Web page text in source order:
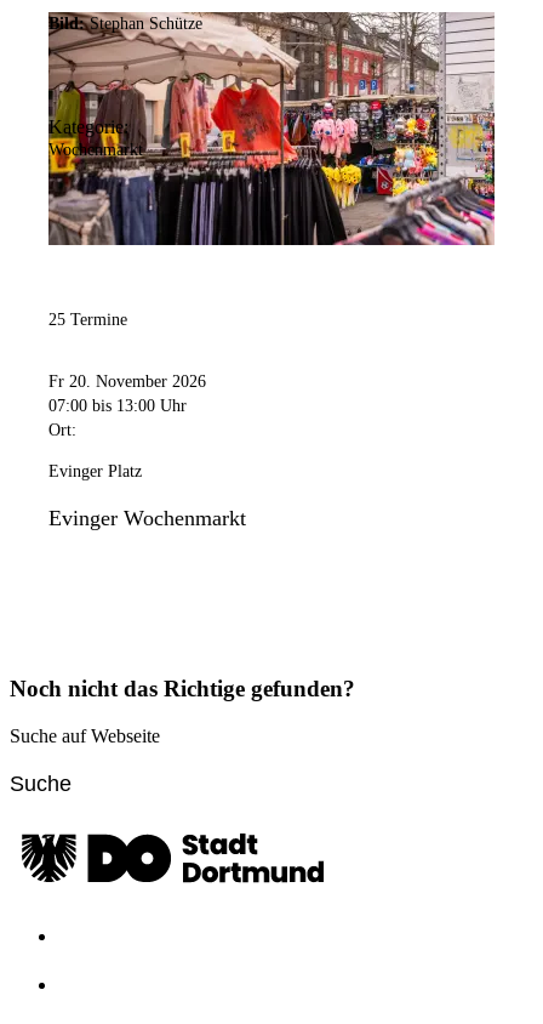
Bild: Stephan Schütze
Kategorie:
Wochenmarkt
25 Termine
Fr 20. November 2026
07:00 bis 13:00 Uhr
Ort:
Evinger Platz
Evinger Wochenmarkt
Noch nicht das Richtige gefunden?
Suche auf Webseite